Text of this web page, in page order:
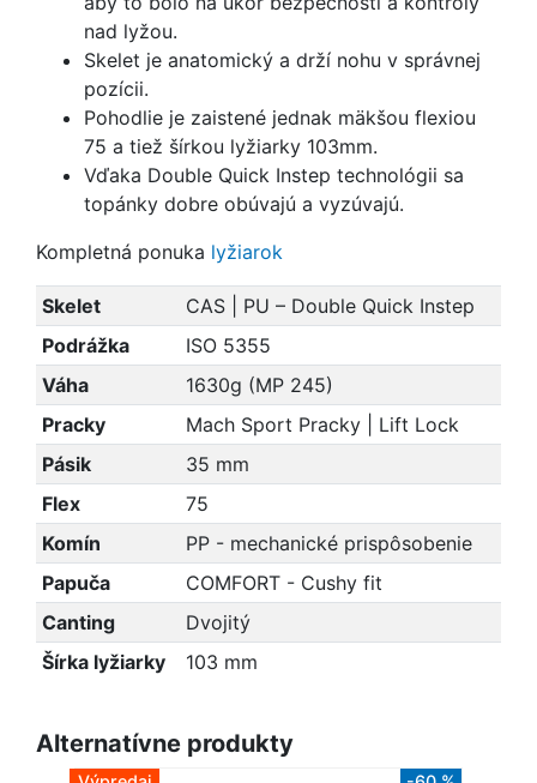
nad lyžou.
Skelet je anatomický a drží nohu v správnej
pozícii.
Pohodlie je zaistené jednak mäkšou flexiou
75 a tiež šírkou lyžiarky 103mm.
Vďaka Double Quick Instep technológii sa
topánky dobre obúvajú a vyzúvajú.
Kompletná ponuka lyžiarok
Skelet
CAS | PU – Double Quick Instep
Podrážka
ISO 5355
Váha
1630g (MP 245)
Pracky
Mach Sport Pracky | Lift Lock
Pásik
35 mm
Flex
75
Komín
PP - mechanické prispôsobenie
Papuča
COMFORT - Cushy fit
Canting
Dvojitý
Šírka lyžiarky
103 mm
Alternatívne produkty